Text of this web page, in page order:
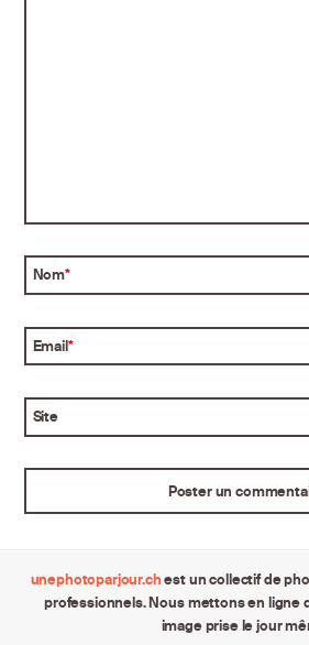
Nom*
Email*
Site
unephotoparjour.chest un collectif de
professionnels. Nous mettons en ligne
image prise le jour